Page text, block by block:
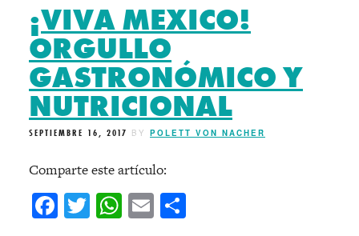
¡VIVA MEXICO!
ORGULLO
GASTRONÓMICO Y
NUTRICIONAL
SEPTIEMBRE 16, 2017 BY POLETT VON NACHER
Comparte este artículo:
Facebook
Twitter
WhatsApp
Email